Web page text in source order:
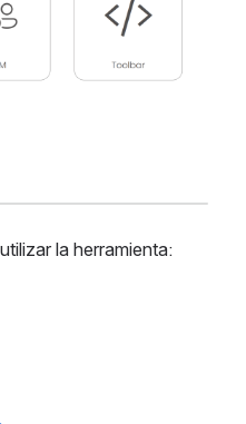
la herramienta: